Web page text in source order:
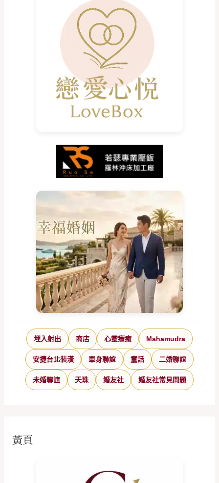
埋入射出 商店 心靈療癒 Mahamudra
安捷台北裝潢 單身聯誼 童話 二婚聯誼
未婚聯誼 天珠 婚友社 婚友社常見問題
黃頁